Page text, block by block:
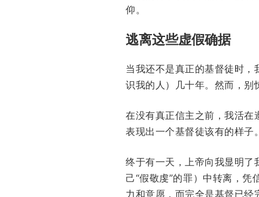
仰。
逃离这些虚假确据
当我还不是真正的基督徒时
识我的人）几十年。然而，别
在没有真正信主之前，我活
表现出一个基督徒该有的样子。
终于有一天，上帝向我显明
己“假敬虔”的罪）中转离，
力和意愿，而完全是基督已经